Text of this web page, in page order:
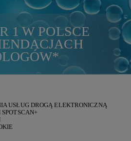
1 W POLSCE
*
USŁUG DROGĄ ELEKTRONICZNĄ